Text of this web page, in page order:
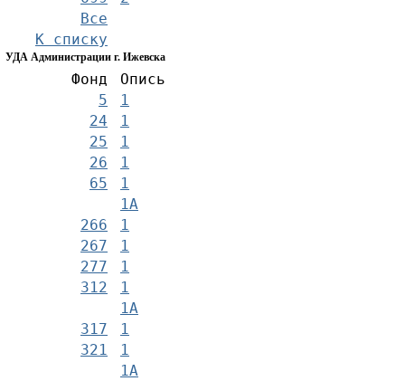
Все
К списку
УДА Администрации г. Ижевска
Фонд
Опись
5
1
24
1
25
1
26
1
65
1
1А
266
1
267
1
277
1
312
1
1А
317
1
321
1
1А